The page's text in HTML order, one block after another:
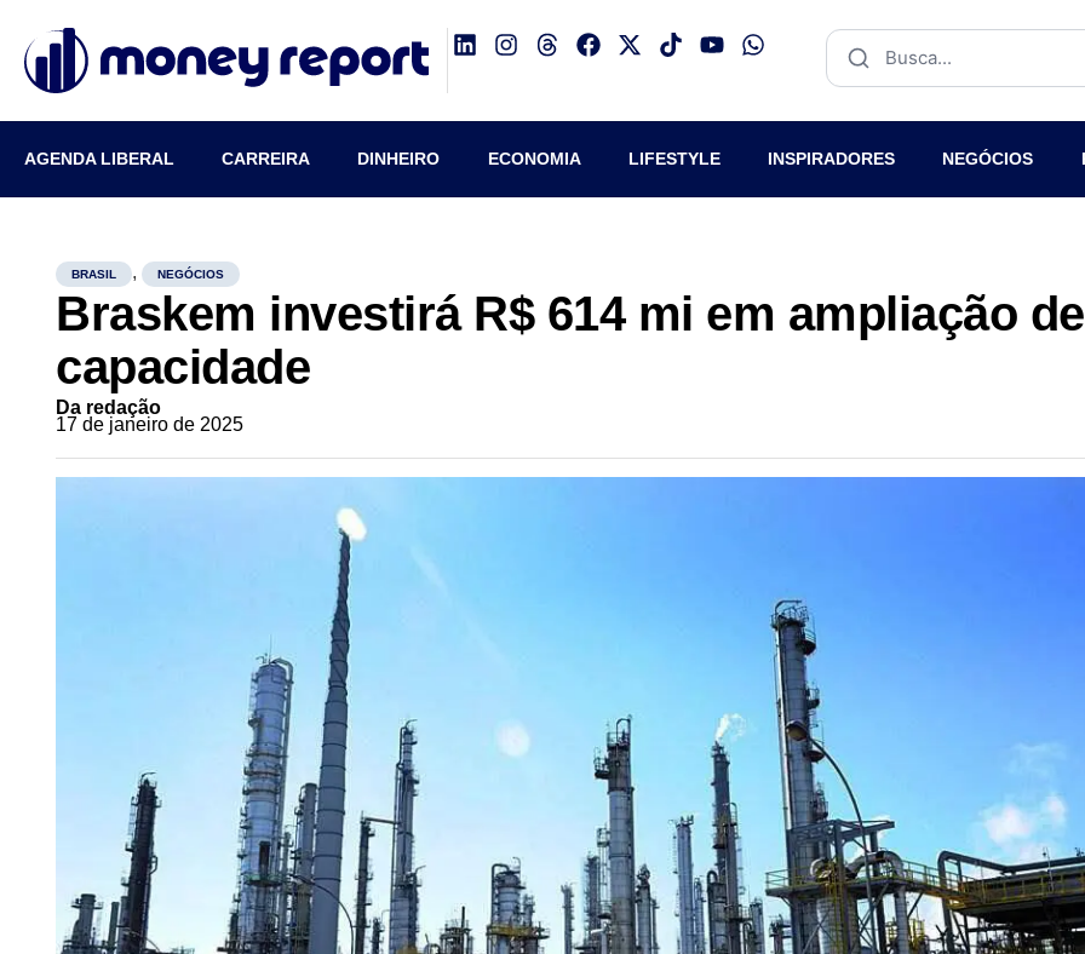
AGENDA LIBERAL CARREIRA DINHEIRO ECONOMIA LIFESTYLE INSPIRADORES NEGÓCIOS
BRASIL , NEGÓCIOS
Braskem investirá R$ 614 mi em ampliação de
capacidade
Da redação
17 de janeiro de 2025